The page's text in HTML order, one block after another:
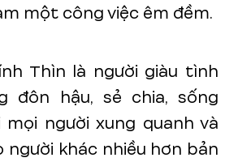
một công việc êm đềm.
Thìn là người giàu tình
đôn hậu, sẻ chia, sống
mọi người xung quanh và
người khác nhiều hơn bản